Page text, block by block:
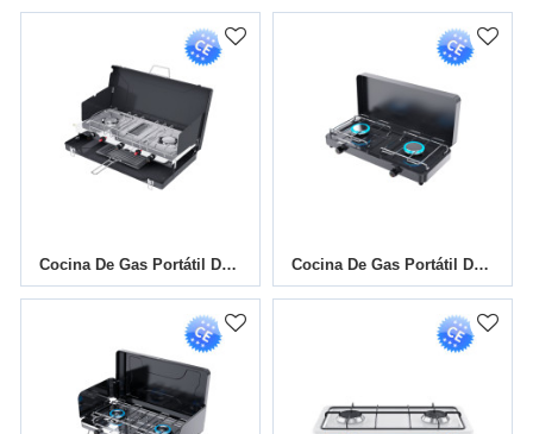
Cocina De Gas Portátil De 3 Quemadores Para Camping | BBQ-136M Cocina De Gas Portátil De Camping De 2 Quemadores | SG-208-CM